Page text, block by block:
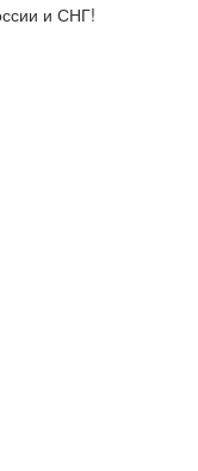
и СНГ!